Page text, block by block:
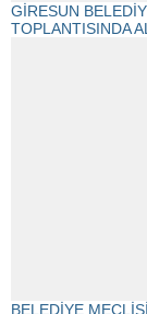
GİRESUN
TOPLANTISINDA
BELEDİYE